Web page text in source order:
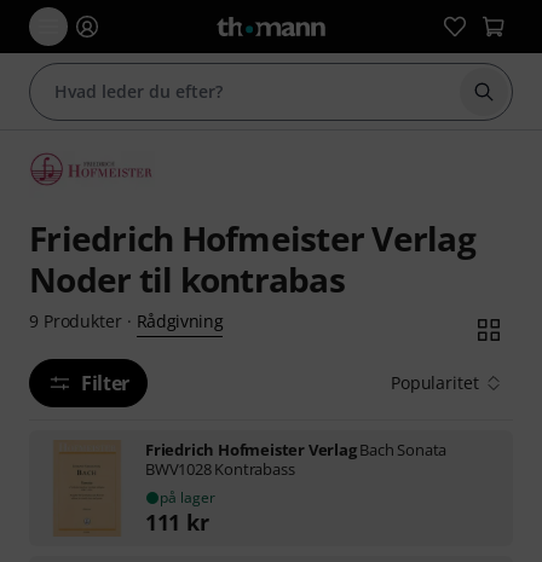
Start
Friedrich Hofmeister Verlag
Noder til kontrabas
9 Produkter· Rådgivning
Filter Popularitet
Friedrich Hofmeister VerlagBach Sonata
BWV1028 Kontrabass
på lager
111 kr